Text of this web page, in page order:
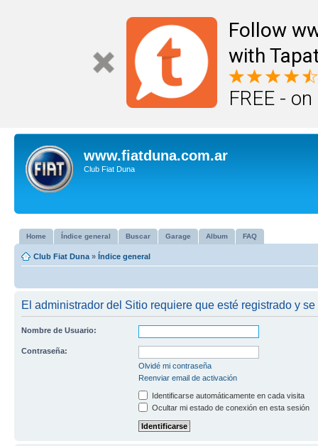
Follow
with
FREE -
www.fiatduna.com.ar
Club Fiat Duna
Home Índice general Buscar Garage Album FAQ
Club Fiat Duna » Índice general
El administrador del Sitio requiere que esté registrado y
Nombre de Usuario:
Contraseña:
Olvidé mi contraseña
Reenviar email de activación
Identificarse automáticamente en cada visita
Ocultar mi estado de conexión en esta sesión